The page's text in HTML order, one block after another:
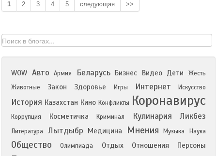
1 2 3 4 5 следующая >>
WOW Авто Армия Беларусь Бизнес Видео Дети
Жесть
Животные
Закон Здоровье Игры Интернет Искусство
История Казахстан Кино Конфликты Коронавирус
Коррупция Косметичка Криминал Кулинария Ликбез
Литература Лытдыбр Медицина Мнения Музыка Наука
Общество Олимпиада Отдых Отношения Персоны